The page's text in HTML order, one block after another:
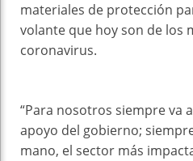
materiales de protección
volante que hoy son de los
coronavirus.
“Para nosotros siempre va
apoyo del gobierno;
mano, el sector más